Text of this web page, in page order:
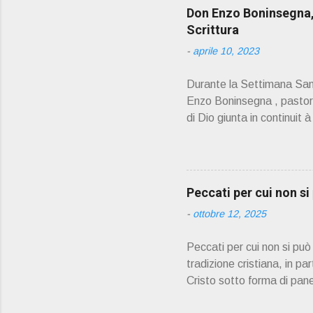
Don Enzo
Scrittura
- aprile 10, 2023
Durante la Settimana
Enzo Boninsegna ,
di Dio giunta in continuit
scelto come
PRESENTAZIONE" D
045 8201679 – Cell.
prete, ho letto un
Peccati per cui non
- ottobre 12, 2025
Peccati per cui non si
tradizione cristiana, in
Cristo sotto forma di